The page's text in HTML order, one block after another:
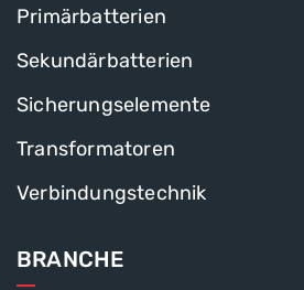
Primärbatterien
Sekundärbatterien
Sicherungselemente
Transformatoren
Verbindungstechnik
BRANCHE